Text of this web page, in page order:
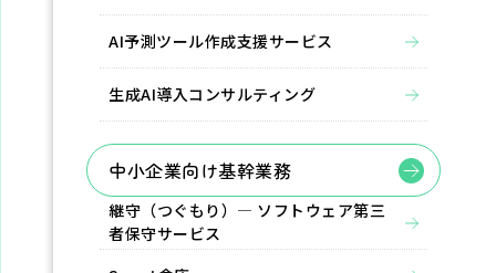
AI予測ツール作成支援サービス
生成AI導入コンサルティング
中小企業向け基幹業務
継守（つぐもり）― ソフトウェア第三
者保守サービス